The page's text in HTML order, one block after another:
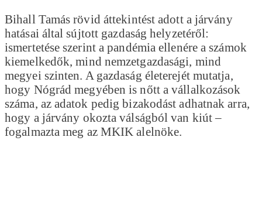
Bihall Tamás rövid áttekintést adott a járvány
hatásai által sújtott gazdaság helyzetéről:
ismertetése szerint a pandémia ellenére a számok
kiemelkedők, mind nemzetgazdasági, mind
megyei szinten. A gazdaság életerejét mutatja,
hogy Nógrád megyében is nőtt a vállalkozások
száma, az adatok pedig bizakodást adhatnak arra,
hogy a járvány okozta válságból van kiút –
fogalmazta meg az MKIK alelnöke.